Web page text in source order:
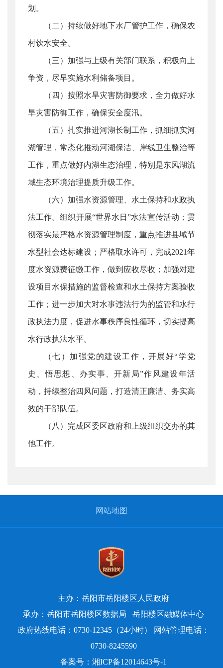
划。
（二）持续做好地下水厂管护工作，确保农
村饮水安全。
（三）加强与上级有关部门联系，积极向上
争资，尽早实施水利储备项目。
（四）按照水旱灾害防御要求，全力做好水
旱灾害防御工作，确保安全度汛。
（五）扎实推进河湖长制工作，抓细抓实河
湖管理，常态化推动河湖保洁、岸线卫生整治等
工作，重点做好内湖生态治理，特别是东风湖流
域生态环境治理提质升级工作。
（六）加强水资源管理、水土保持和水政执
法工作。组织开展“世界水日”水法宣传活动；贯
彻落实最严格水资源管理制度，重点推进县域节
水型社会达标建设；严格取水许可，完成2021年
度水资源费征缴工作，做到应收尽收；加强对建
设项目水保措施的监督检查和水土保持方案验收
工作；进一步加大对水事违法行为的监管和水行
政执法力度，促进水事秩序良性循环，切实提高
水行政执法水平。
（七）加强党的建设工作，开展好“学党
史、悟思想、办实事、开新局”作风建设年活
动，持续整治四风问题，打造清正廉洁、务实高
效的干部队伍。
（八）完成区委区政府和上级组织交办的其
他工作。
网站地图
主办：岳阳市岳阳楼区人民政府
承办：岳阳市岳阳楼区数据局
岳阳楼区融媒体中心
政府热线电话：0730-12345（24小时） 网站管理电话：
0730-8245590
备案号： 湘ICP备12014643号-1